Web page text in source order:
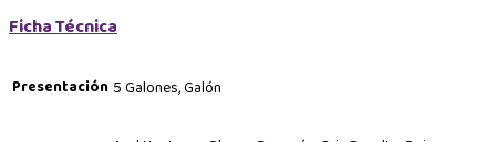
Ficha Técnica
Presentación 5 Galones, Galón